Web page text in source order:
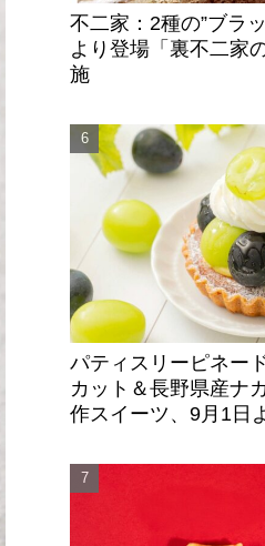
不二家：2種の”ブラ
より登場「裏不二家
施
パティスリーピネー
カット＆長野県産ナ
作スイーツ、9月1日